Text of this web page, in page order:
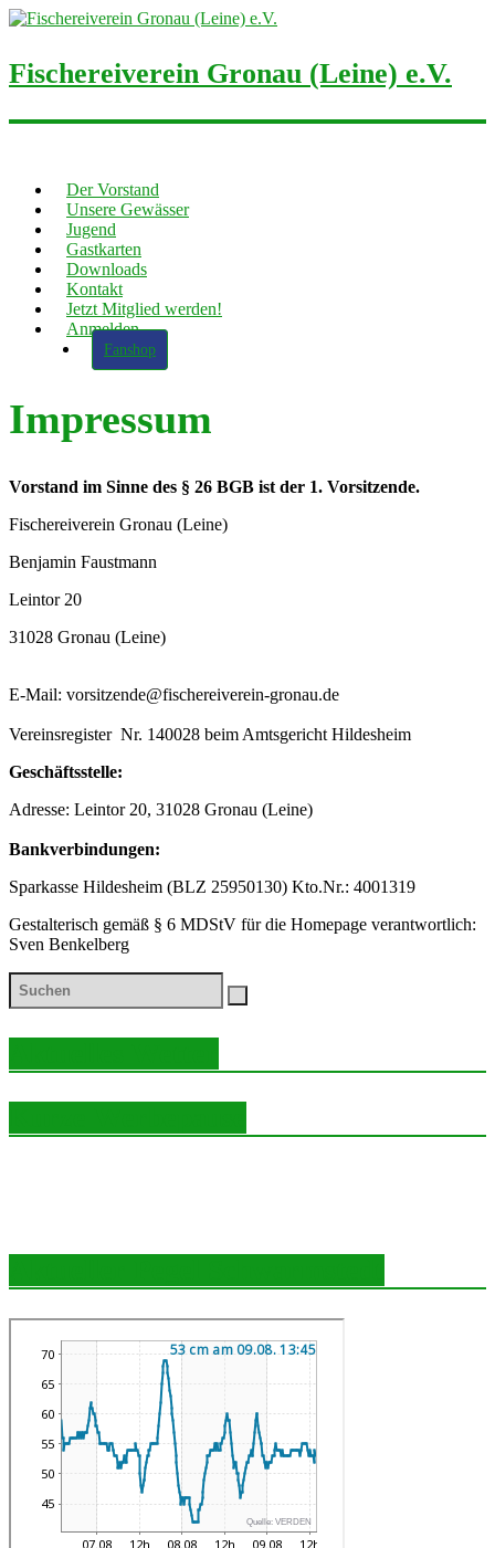
Fischereiverein Gronau (Leine) e.V.
Der Vorstand
Unsere Gewässer
Jugend
Gastkarten
Downloads
Kontakt
Jetzt Mitglied werden!
Anmelden
Fanshop
Impressum
Vorstand im Sinne des § 26 BGB ist der 1. Vorsitzende.
Fischereiverein Gronau (Leine)
Benjamin Faustmann
Leintor 20
31028 Gronau (Leine)
E-Mail: vorsitzende@fischereiverein-gronau.de
Vereinsregister Nr. 140028 beim Amtsgericht Hildesheim
Geschäftsstelle:
Adresse: Leintor 20, 31028 Gronau (Leine)
Bankverbindungen:
Sparkasse Hildesheim (BLZ 25950130) Kto.Nr.: 4001319
Gestalterisch gemäß § 6 MDStV für die Homepage verantwortlich:
Sven Benkelberg